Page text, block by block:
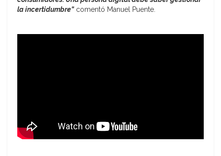
la incertidumbre”comentó Manuel Puente.